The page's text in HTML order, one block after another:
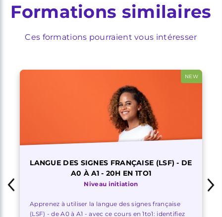
Formations similaires
Ces formations pourraient vous intéresser
NEW
LANGUE DES SIGNES FRANÇAISE (LSF) - DE
A0 À A1 - 20H EN 1TO1
Niveau initiation
Apprenez à utiliser la langue des signes française
(LSF) - de A0 à A1 - avec ce cours en 1to1: identifiez